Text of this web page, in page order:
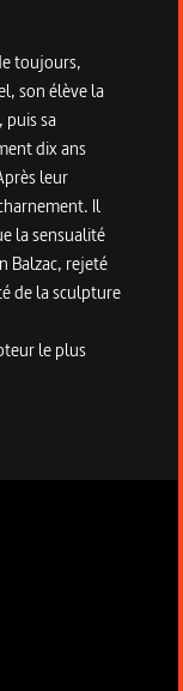
toujours,
son élève la
puis sa
dix ans
leur
Il
la sensualité
Balzac, rejeté
de la sculpture
le plus